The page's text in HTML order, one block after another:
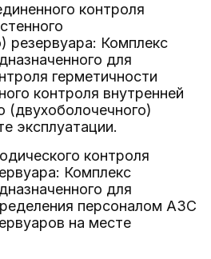
контроля
резервуара: Комплекс
для
герметичности
контроля внутренней
(двухоболочечного)
эксплуатации.
контроля
Комплекс
для
персоналом АЗС
на месте